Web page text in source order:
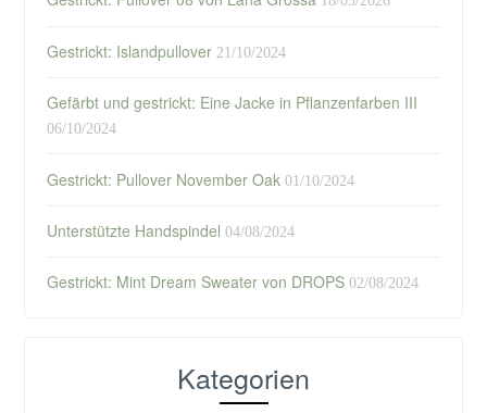
Gestrickt: Islandpullover 21/10/2024
Gefärbt und gestrickt: Eine Jacke in Pflanzenfarben III
06/10/2024
Gestrickt: Pullover November Oak 01/10/2024
Unterstützte Handspindel 04/08/2024
Gestrickt: Mint Dream Sweater von DROPS 02/08/2024
Kategorien